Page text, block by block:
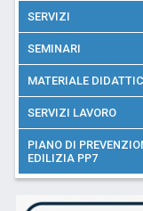
SERVIZI
SEMINARI
MATERIALE
SERVIZI LAVORO
PIANO DI
EDILIZIA PP7